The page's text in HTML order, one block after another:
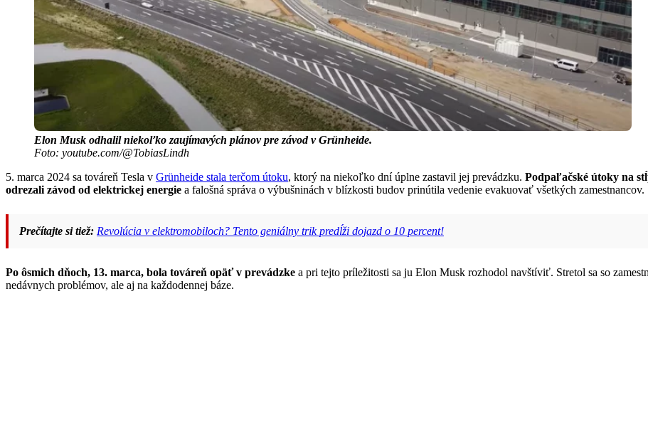
Elon Musk odhalil niekoľko zaujímavých plánov pre závod v Grünheide.
Foto: youtube.com/@TobiasLindh
5. marca 2024 sa továreň Tesla v Grünheide stala terčom útoku, ktorý na niekoľko dní úplne zastavil jej prevádzku. Podpaľačské útoky na
odrezali závod od elektrickej energie a falošná správa o výbušninách v blízkosti budov prinútila vedenie evakuovať všetkých zamestnancov.
Prečítajte si tiež: Revolúcia v elektromobiloch? Tento geniálny trik predĺži dojazd o 10 percent!
Po ôsmich dňoch, 13. marca, bola továreň opäť v prevádzke a pri tejto príležitosti sa ju Elon Musk rozhodol navštíviť. Stretol sa so
nedávnych problémov, ale aj na každodennej báze.